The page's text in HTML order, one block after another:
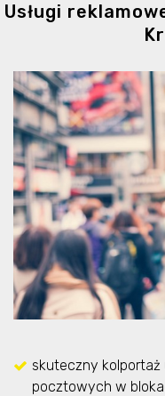
Usługi
skuteczny kolportaż
pocztowych w